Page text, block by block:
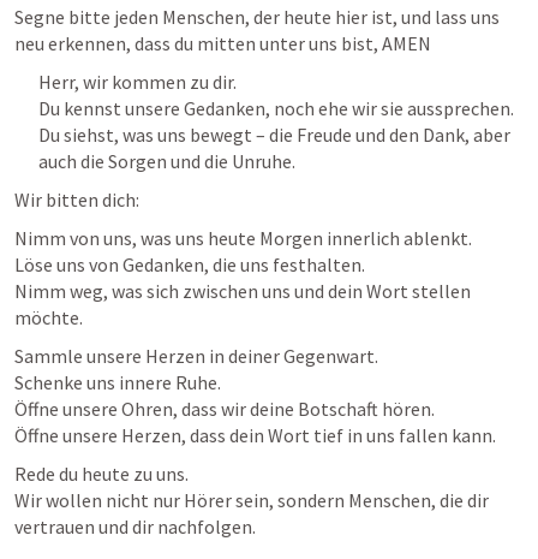
Segne bitte jeden Menschen, der heute hier ist, und lass uns
neu erkennen, dass du mitten unter uns bist, AMEN
Herr, wir kommen zu dir.
Du kennst unsere Gedanken, noch ehe wir sie aussprechen.
Du siehst, was uns bewegt – die Freude und den Dank, aber
auch die Sorgen und die Unruhe.
Wir bitten dich:
Nimm von uns, was uns heute Morgen innerlich ablenkt.
Löse uns von Gedanken, die uns festhalten.
Nimm weg, was sich zwischen uns und dein Wort stellen
möchte.
Sammle unsere Herzen in deiner Gegenwart.
Schenke uns innere Ruhe.
Öffne unsere Ohren, dass wir deine Botschaft hören.
Öffne unsere Herzen, dass dein Wort tief in uns fallen kann.
Rede du heute zu uns.
Wir wollen nicht nur Hörer sein, sondern Menschen, die dir
vertrauen und dir nachfolgen.